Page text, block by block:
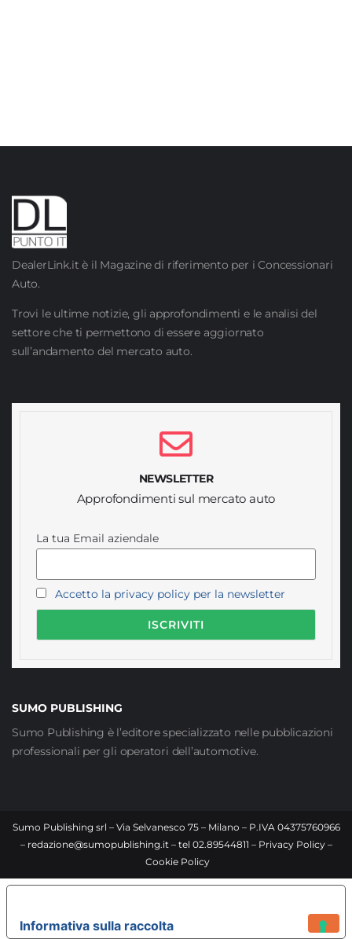
DealerLink.it è il Magazine di riferimento per i Concessionari
Auto.
Trovi le ultime notizie, gli approfondimenti e le analisi del
settore che ti permettono di essere aggiornato
sull’andamento del mercato auto.
NEWSLETTER
Approfondimenti sul mercato auto
La tua Email aziendale
Accetto la privacy policy per la newsletter
SUMO PUBLISHING
Sumo Publishing è l’editore specializzato nelle pubblicazioni
professionali per gli operatori dell’automotive.
Sumo Publishing srl – Via Selvanesco 75 – Milano – P.IVA 04375760966
– redazione@sumopublishing.it– tel 02.89544811 – Privacy Policy–
Cookie Policy
Informativa sulla raccolta